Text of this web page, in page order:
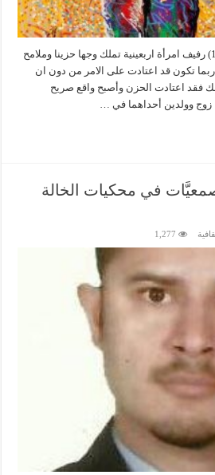
كتبت : ايمان كاظم ـ العراق (1) رفيف امرأة اربعينية تملك وجها حزينا وملامح
تكون قد اعتادت على الامر من دون ان
اعتادت الحزن وأصبح واقع صريح
زوج وولدين أحداهما في …
في محكيات الخالة
1,277